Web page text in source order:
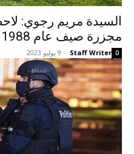
السیدة مريم رجوي:
مجزرة صيف عام 1988
Staff Writer
- 9 يوليو 2023 0